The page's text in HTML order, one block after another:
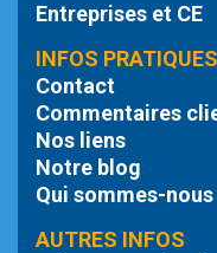
Entreprises et CE
INFOS
Contact
Commentaires
Nos liens
Notre blog
Qui sommes-nous
AUTRES INFOS